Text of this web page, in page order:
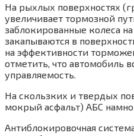
На рыхлых поверхностях
увеличивает тормозной
заблокированные колеса
закапываются в
на эффективности
отметить, что автомобиль
управляемость.
На скользких и твердых
мокрый асфальт) АБС
Антиблокировочная